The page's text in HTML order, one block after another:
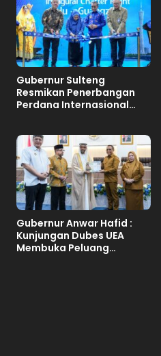
Gubernur Sulteng
Resmikan Penerbangan
Perdana Internasional
Gubernur Anwar Hafid :
Kunjungan Dubes UEA
Membuka Peluang